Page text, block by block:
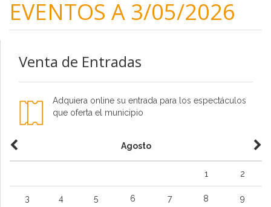
EVENTOS A 3/05/2026
Venta de Entradas
Adquiera online su entrada para los espectáculos
que oferta el municipio
Agosto
1 2
3 4 5 6 7 8 9